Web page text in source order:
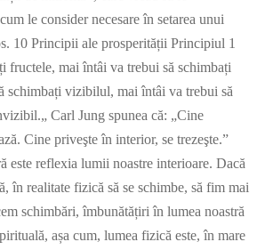
le consider necesare în setarea unui
10 Principii ale prosperității Principiul 1
fructele, mai întâi va trebui să schimbați
schimbați vizibilul, mai întâi va trebui să
Carl Jung spunea că: „Cine
Cine priveşte în interior, se trezeşte.”
este reflexia lumii noastre interioare. Dacă
în realitate fizică să se schimbe, să fim mai
schimbări, îmbunătățiri în lumea noastră
așa cum, lumea fizică este, în mare